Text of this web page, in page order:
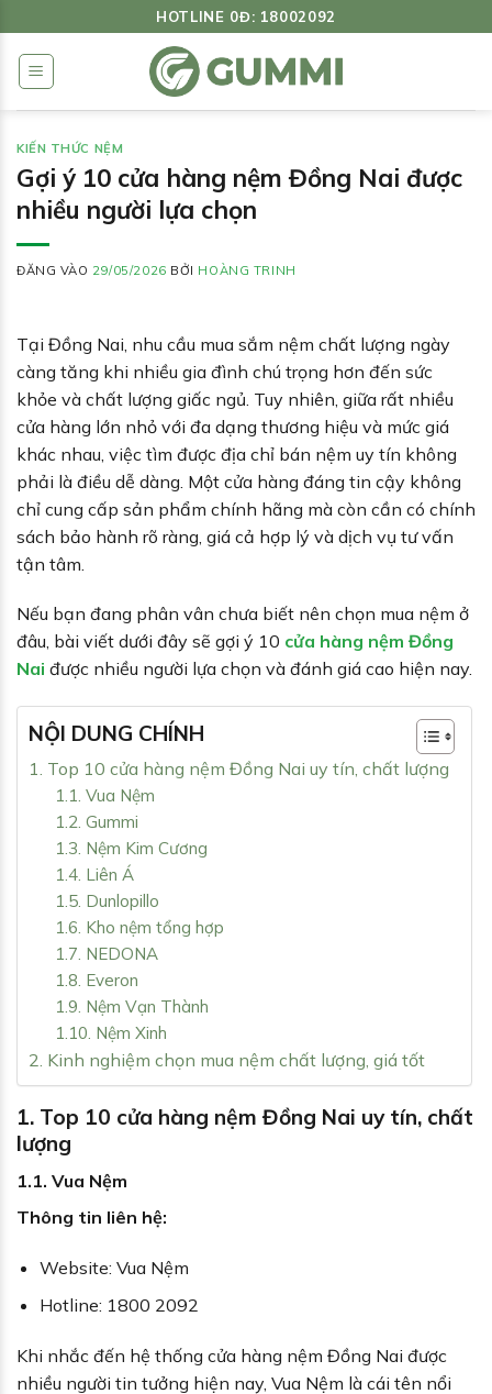
qua
dung
HOTLINE 0Đ: 18002092
KIẾN THỨC NỆM
Gợi ý 10 cửa hàng nệm Đồng Nai được
nhiều người lựa chọn
ĐĂNG VÀO 29/05/2026 BỞI HOÀNG TRINH
Tại Đồng Nai, nhu cầu mua sắm nệm chất lượng ngày
càng tăng khi nhiều gia đình chú trọng hơn đến sức
khỏe và chất lượng giấc ngủ. Tuy nhiên, giữa rất nhiều
cửa hàng lớn nhỏ với đa dạng thương hiệu và mức giá
khác nhau, việc tìm được địa chỉ bán nệm uy tín không
phải là điều dễ dàng. Một cửa hàng đáng tin cậy không
chỉ cung cấp sản phẩm chính hãng mà còn cần có chính
sách bảo hành rõ ràng, giá cả hợp lý và dịch vụ tư vấn
tận tâm.
Nếu bạn đang phân vân chưa biết nên chọn mua nệm ở
đâu, bài viết dưới đây sẽ gợi ý 10 cửa hàng nệm Đồng
Nai được nhiều người lựa chọn và đánh giá cao hiện nay.
NỘI DUNG CHÍNH
1. Top 10 cửa hàng nệm Đồng Nai uy tín, chất lượng
1.1. Vua Nệm
1.2. Gummi
1.3. Nệm Kim Cương
1.4. Liên Á
1.5. Dunlopillo
1.6. Kho nệm tổng hợp
1.7. NEDONA
1.8. Everon
1.9. Nệm Vạn Thành
1.10. Nệm Xinh
2. Kinh nghiệm chọn mua nệm chất lượng, giá tốt
1. Top 10 cửa hàng nệm Đồng Nai uy tín, chất
lượng
1.1. Vua Nệm
Thông tin liên hệ:
Website: Vua Nệm
Hotline: 1800 2092
Khi nhắc đến hệ thống cửa hàng nệm Đồng Nai được
nhiều người tin tưởng hiện nay, Vua Nệm là cái tên nổi